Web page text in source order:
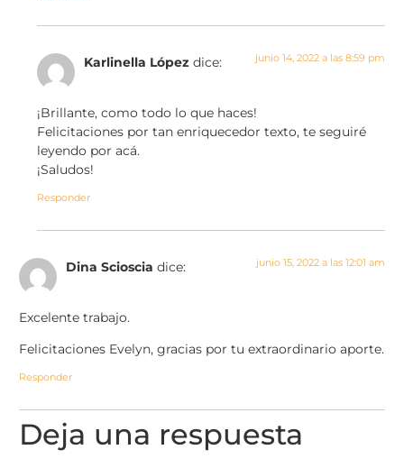
Karlinella López dice: junio 14, 2022 a las 8:59 pm
¡Brillante, como todo lo que haces!
Felicitaciones por tan enriquecedor texto, te seguiré
leyendo por acá.
¡Saludos!
Responder
Dina Scioscia dice: junio 15, 2022 a las 12:01 am
Excelente trabajo.
Felicitaciones Evelyn, gracias por tu extraordinario aporte.
Responder
Deja una respuesta